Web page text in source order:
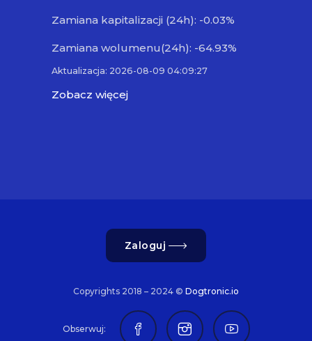
Zamiana kapitalizacji (24h): -0.03%
Zamiana wolumenu(24h): -64.93%
Aktualizacja: 2026-08-09 04:09:27
Zobacz więcej
Zaloguj
Copyrights 2018 – 2024 © Dogtronic.io
Obserwuj: